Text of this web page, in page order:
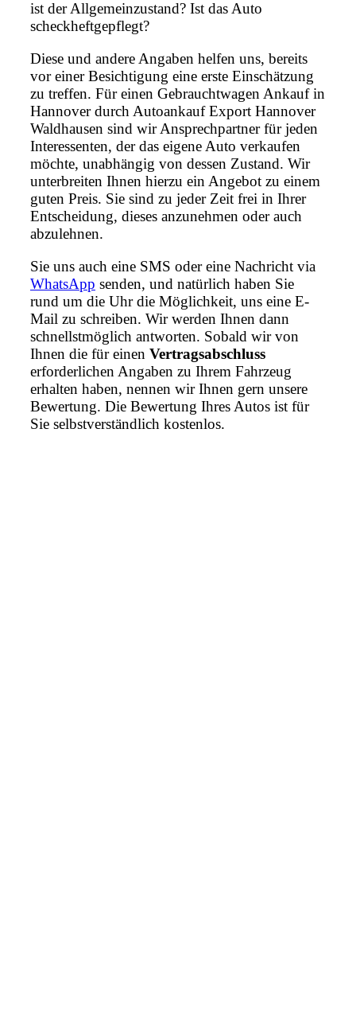
ist der Allgemeinzustand? Ist das Auto
scheckheftgepflegt?
Diese und andere Angaben helfen uns, bereits
vor einer Besichtigung eine erste Einschätzung
zu treffen. Für einen Gebrauchtwagen Ankauf in
Hannover durch Autoankauf Export Hannover
Waldhausen sind wir Ansprechpartner für jeden
Interessenten, der das eigene Auto verkaufen
möchte, unabhängig von dessen Zustand. Wir
unterbreiten Ihnen hierzu ein Angebot zu einem
guten Preis. Sie sind zu jeder Zeit frei in Ihrer
Entscheidung, dieses anzunehmen oder auch
abzulehnen.
Sie uns auch eine SMS oder eine Nachricht via
WhatsApp senden, und natürlich haben Sie
rund um die Uhr die Möglichkeit, uns eine E-
Mail zu schreiben. Wir werden Ihnen dann
schnellstmöglich antworten. Sobald wir von
Ihnen die für einen Vertragsabschluss
erforderlichen Angaben zu Ihrem Fahrzeug
erhalten haben, nennen wir Ihnen gern unsere
Bewertung. Die Bewertung Ihres Autos ist für
Sie selbstverständlich kostenlos.